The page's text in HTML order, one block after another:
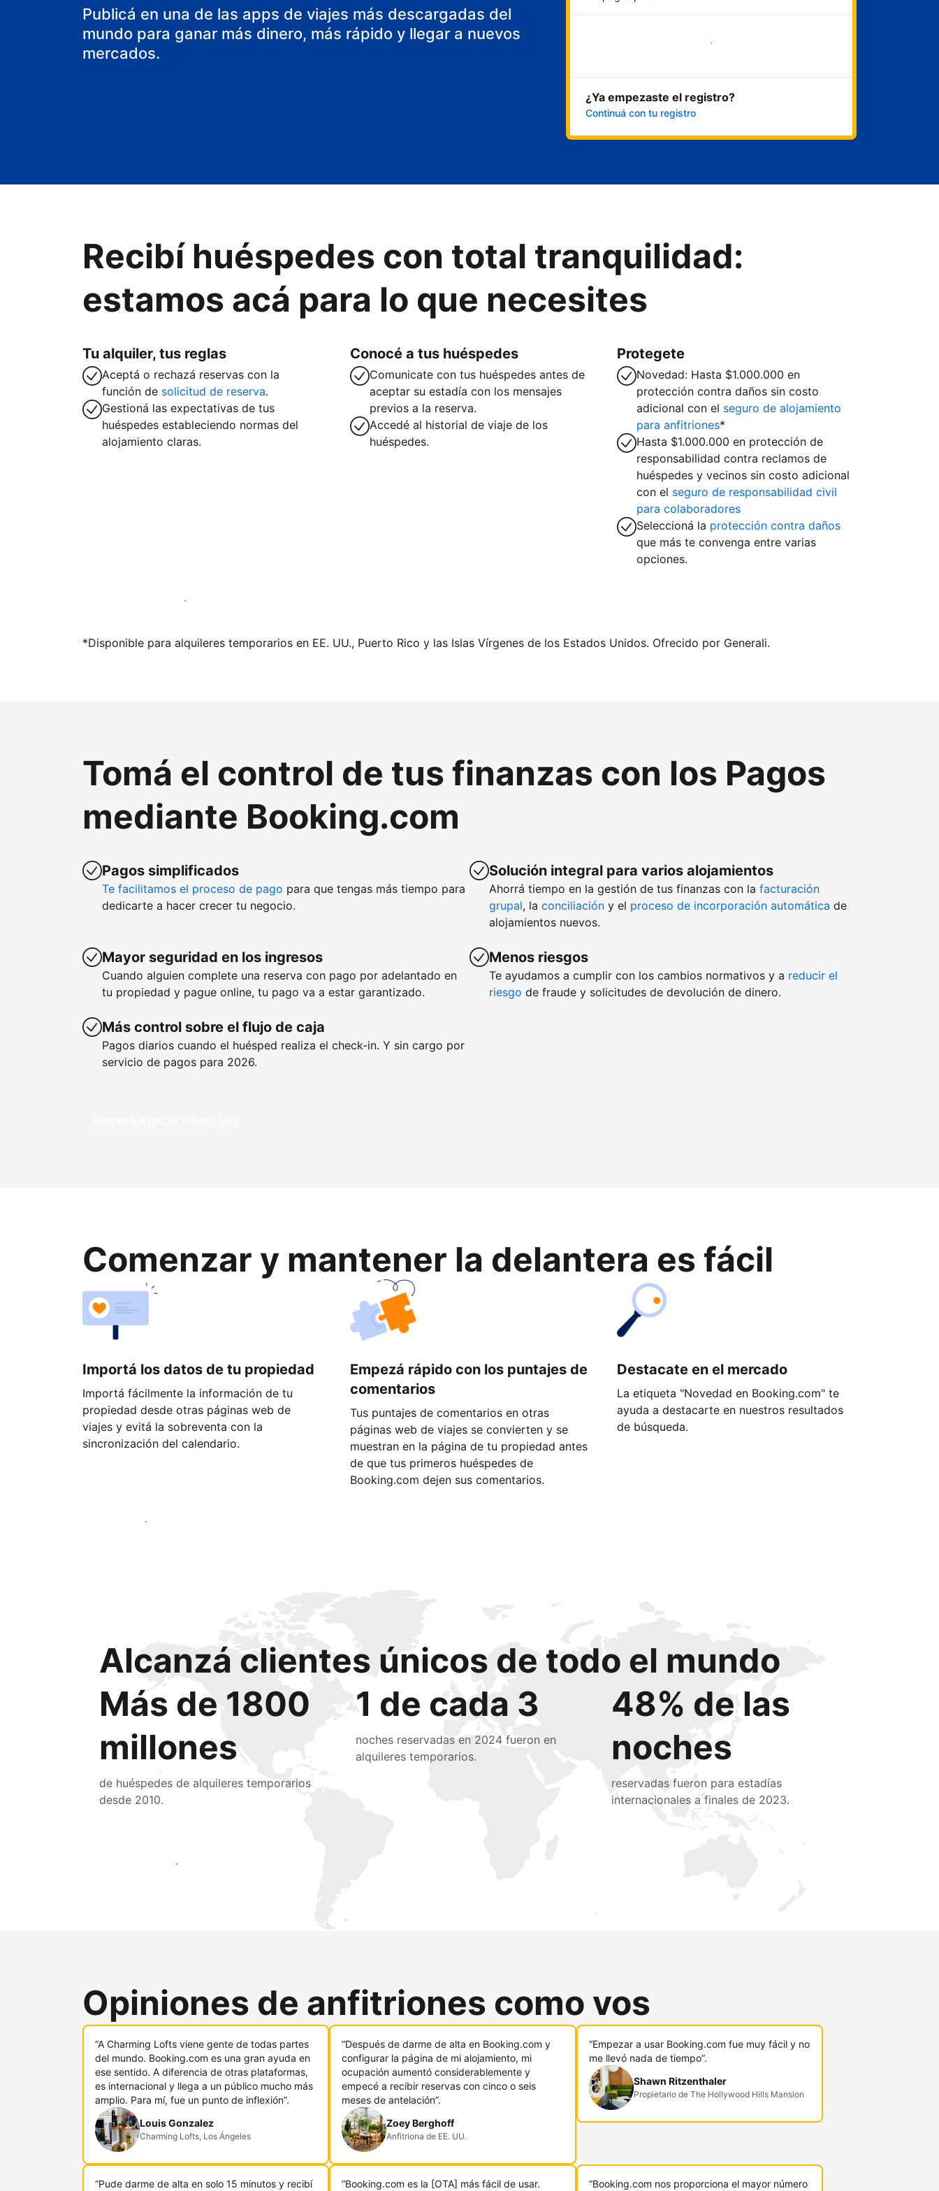
aparthotel
Publicá en una de las apps de viajes más descargadas del
mundo para ganar más dinero, más rápido y llegar a nuevos
mercados.
Empezar ahora
¿Ya empezaste el registro?
Continuá con tu registro
Recibí huéspedes con total tranquilidad:
estamos acá para lo que necesites
Tu alquiler, tus reglas
Aceptá o rechazá reservas con la
función de solicitud de reserva.
Gestioná las expectativas de tus
huéspedes estableciendo normas del
alojamiento claras.
Conocé a tus huéspedes
Comunicate con tus huéspedes antes de
aceptar su estadía con los mensajes
previos a la reserva.
Accedé al historial de viaje de los
huéspedes.
Protegete
Novedad: Hasta $1.000.000 en
protección contra daños sin costo
adicional con el seguro de alojamiento
para anfitriones*
Hasta $1.000.000 en protección de
responsabilidad contra reclamos de
huéspedes y vecinos sin costo adicional
con el seguro de responsabilidad civil
para colaboradores
Seleccioná la protección contra daños
que más te convenga entre varias
opciones.
Publicá en nuestra plataforma hoy
*Disponible para alquileres temporarios en EE. UU., Puerto Rico y las Islas Vírgenes de los Estados Unidos. Ofrecido por Generali.
Tomá el control de tus finanzas con los Pagos
mediante Booking.com
Pagos simplificados
Te facilitamos el proceso de pago para que tengas más tiempo para
dedicarte a hacer crecer tu negocio.
Mayor seguridad en los ingresos
Cuando alguien complete una reserva con pago por adelantado en
tu propiedad y pague online, tu pago va a estar garantizado.
Más control sobre el flujo de caja
Pagos diarios cuando el huésped realiza el check-in. Y sin cargo por
servicio de pagos para 2026.
Solución integral para varios alojamientos
Ahorrá tiempo en la gestión de tus finanzas con la facturación
grupal, la conciliación y el proceso de incorporación automática de
alojamientos nuevos.
Menos riesgos
Te ayudamos a cumplir con los cambios normativos y a reducir el
riesgo de fraude y solicitudes de devolución de dinero.
Empezá a ganar dinero hoy
Comenzar y mantener la delantera es fácil
Importá los datos de tu propiedad
Importá fácilmente la información de tu
propiedad desde otras páginas web de
viajes y evitá la sobreventa con la
sincronización del calendario.
Empezá rápido con los puntajes de
comentarios
Tus puntajes de comentarios en otras
páginas web de viajes se convierten y se
muestran en la página de tu propiedad antes
de que tus primeros huéspedes de
Booking.com dejen sus comentarios.
Destacate en el mercado
La etiqueta "Novedad en Booking.com" te
ayuda a destacarte en nuestros resultados
de búsqueda.
Empezá hoy mismo
Alcanzá clientes únicos de todo el mundo
Más de 1800
millones
de huéspedes de alquileres temporarios
desde 2010.
1 de cada 3
noches reservadas en 2024 fueron en
alquileres temporarios.
48% de las
noches
reservadas fueron para estadías
internacionales a finales de 2023.
Llegá a huéspedes nuevos hoy
Opiniones de anfitriones como vos
“A Charming Lofts viene gente de todas partes
del mundo. Booking.com es una gran ayuda en
ese sentido. A diferencia de otras plataformas,
es internacional y llega a un público mucho más
amplio. Para mí, fue un punto de inflexión”.
Louis Gonzalez
Charming Lofts, Los Ángeles
“Después de darme de alta en Booking.com y
configurar la página de mi alojamiento, mi
ocupación aumentó considerablemente y
empecé a recibir reservas con cinco o seis
meses de antelación”.
Zoey Berghoff
Anfitriona de EE. UU.
“Empezar a usar Booking.com fue muy fácil y no
me llevó nada de tiempo”.
Shawn Ritzenthaler
Propietario de The Hollywood Hills Mansion
“Pude darme de alta en solo 15 minutos y recibí “Booking.com es la [OTA] más fácil de usar. “Booking.com nos proporciona el mayor número